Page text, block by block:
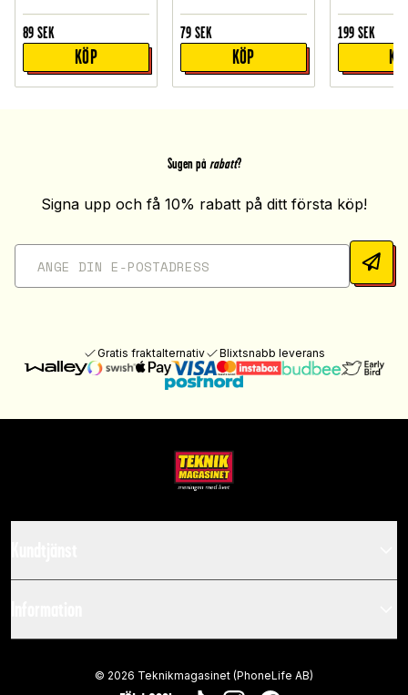
89 SEK
KÖP
79 SEK
KÖP
199 SEK
Sugen på rabatt?
Signa upp och få 10% rabatt på ditt första köp!
Gratis fraktalternativ Blixtsnabb leverans
© 2026 Teknikmagasinet (PhoneLife AB)